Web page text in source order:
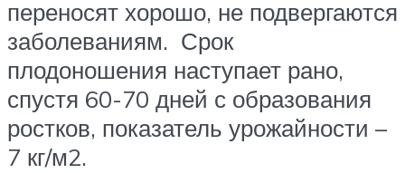
переносят хорошо, не подвергаются
заболеваниям. Срок
плодоношения наступает рано,
спустя 60-70 дней с образования
ростков, показатель урожайности –
7 кг/м2.